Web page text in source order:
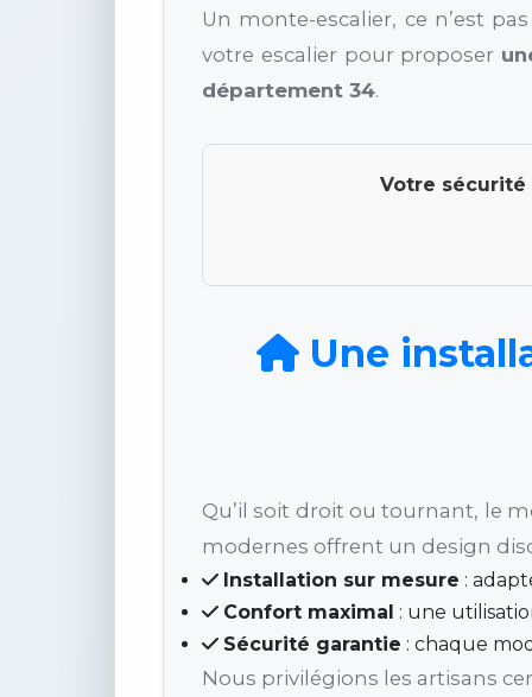
Un monte-escalier, ce n’est
votre escalier pour proposer
département 34.
Votre
Une
Qu’il soit droit ou tournant, le
modernes offrent un design
Installation sur mesure :
Confort maximal : une
Sécurité garantie : chaque
Nous privilégions les artisans